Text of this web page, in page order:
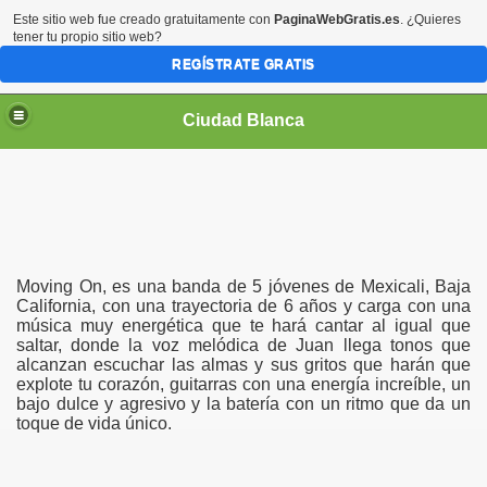
Ciudad Blanca
Moving On, es una banda de 5 jóvenes de Mexicali, Baja
California, con una trayectoria de 6 años y carga con una
música muy energética que te hará cantar al igual que
saltar, donde la voz melódica de Juan llega tonos que
alcanzan escuchar las almas y sus gritos que harán que
explote tu corazón, guitarras con una energía increíble, un
bajo dulce y agresivo y la batería con un ritmo que da un
toque de vida único.
Este sitio web fue creado gratuitamente con PaginaWebGratis.es. ¿Quieres
tener tu propio sitio web?
REGÍSTRATE GRATIS